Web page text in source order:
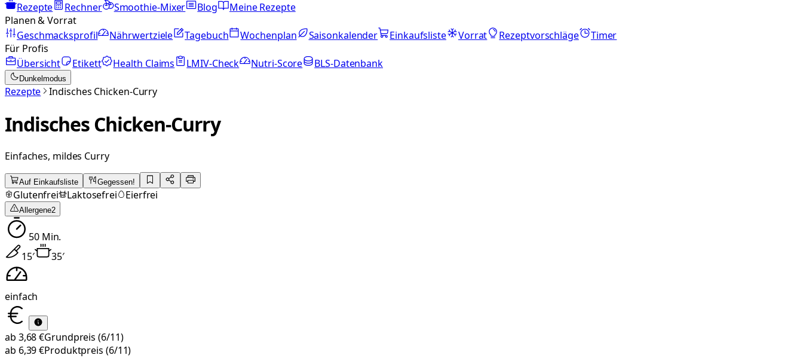
Rezepte
Rechner Smoothie-Mixer Blog
Meine Rezepte
Planen & Vorrat
Geschmacksprofil
Nährwertziele Tagebuch Wochenplan Saisonkalender Einkaufsliste Vorrat Rezeptvorschläge
Timer
Für Profis
Übersicht
Etikett Health Claims LMIV-Check Nutri-Score BLS-Datenbank
Dunkelmodus
Rezepte Indisches Chicken-Curry
Indisches Chicken-Curry
Einfaches, mildes Curry
Auf Einkaufsliste Gegessen!
Glutenfrei Laktosefrei Eierfrei
Allergene2
50Min.
15′ 35′
einfach
ab 3,68 €Grundpreis (6/11)
ab 6,39 €Produktpreis (6/11)